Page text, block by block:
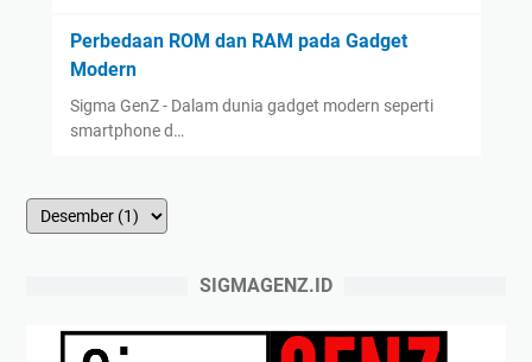
Perbedaan ROM dan RAM pada Gadget
Modern
Sigma GenZ - Dalam dunia gadget modern seperti
smartphone d…
SIGMAGENZ.ID